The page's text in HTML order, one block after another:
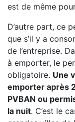
est de même
D’autre part, ce
que s’il y a
de l’entreprise.
à emporter, le
obligatoire. Une
emporter après
PVBAN ou
la nuit. C’est le